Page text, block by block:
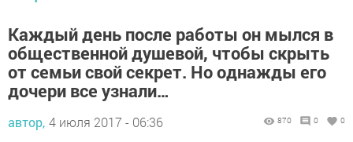
Каждый день после работы он мылся в
общественной душевой, чтобы скрыть
от семьи свой секрет. Но однажды его
дочери все узнали…
автор, 4 июля 2017 - 06:36 870 0 0